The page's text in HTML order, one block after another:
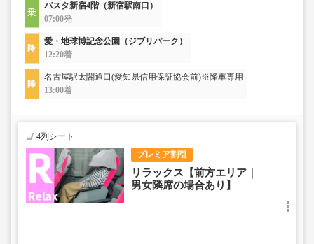
バスタ新宿4階（新宿駅南口）
07:00発
愛・地球博記念公園（ジブリパーク）
12:20着
名古屋駅太閤通口(愛知県信用保証協会前)※降車専用
13:00着
プレミア割引
4列シート
リラックス【前方エリア｜
男女隣席の場合あり】